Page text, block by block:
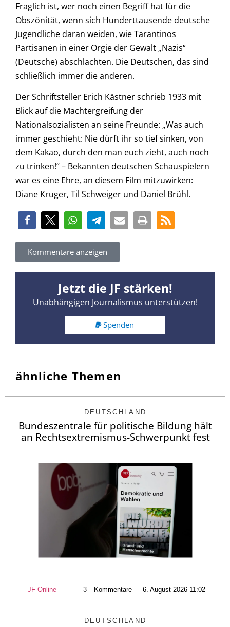
Fraglich ist, wer noch einen Begriff hat für die
Obszönität, wenn sich Hunderttausende deutsche
Jugendliche daran weiden, wie Tarantinos
Partisanen in einer Orgie der Gewalt „Nazis“
(Deutsche) abschlachten. Die Deutschen, das sind
schließlich immer die anderen.
Der Schriftsteller Erich Kästner schrieb 1933 mit
Blick auf die Machtergreifung der
Nationalsozialisten an seine Freunde: „Was auch
immer geschieht: Nie dürft ihr so tief sinken, von
dem Kakao, durch den man euch zieht, auch noch
zu trinken!“ – Bekannten deutschen Schauspielern
war es eine Ehre, an diesem Film mitzuwirken:
Diane Kruger, Til Schweiger und Daniel Brühl.
Kommentare anzeigen
Jetzt die JF stärken!
Unabhängigen Journalismus unterstützen!
Spenden
ähnliche Themen
DEUTSCHLAND
Bundeszentrale für politische Bildung hält
an Rechtsextremismus-Schwerpunkt fest
JF-Online 3 Kommentare — 6. August 2026 11:02
DEUTSCHLAND